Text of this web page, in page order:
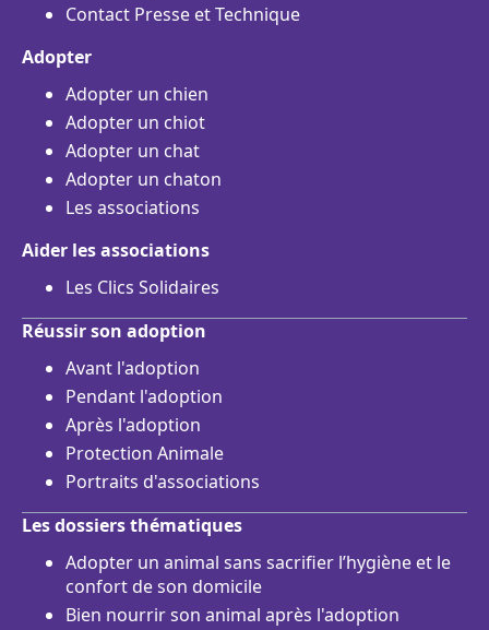
Contact Presse et Technique
Adopter
Adopter un chien
Adopter un chiot
Adopter un chat
Adopter un chaton
Les associations
Aider les associations
Les Clics Solidaires
Réussir son adoption
Avant l'adoption
Pendant l'adoption
Après l'adoption
Protection Animale
Portraits d'associations
Les dossiers thématiques
Adopter un animal sans sacrifier l’hygiène et le
confort de son domicile
Bien nourrir son animal après l'adoption